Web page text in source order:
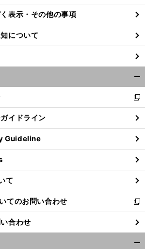
表示・その他の事項
について
閉
る
新
し
い
ウ
ィ
ン
ド
ウ
で
開
く
イドライン
Guideline
て
てのお問い合わせ
新
し
い
ウ
ィ
合わせ